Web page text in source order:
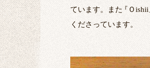
ています。また『 Ｏishii
くださっています。